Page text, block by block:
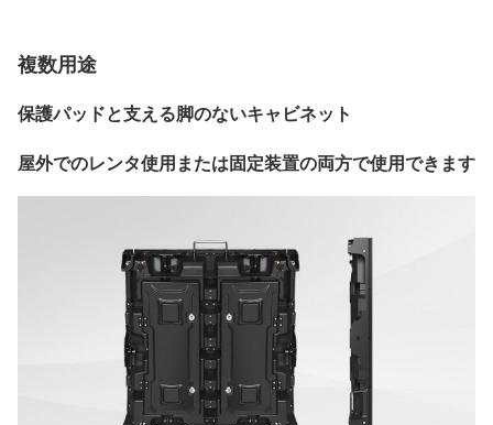
複数用途
保護パッドと支える脚のないキャビネット
屋外でのレンタ使用または固定装置の両方で使用できます